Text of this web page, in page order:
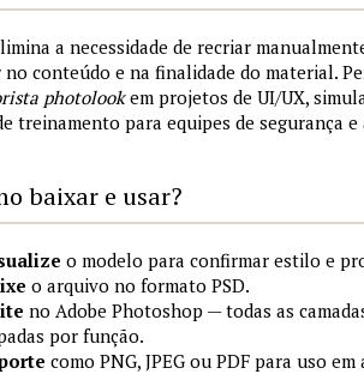
a necessidade de recriar
no conteúdo e na finalidade do material.
photolookem projetos de UI/UX,
treinamento para equipes de segurança
baixar e usar?
o modelo para confirmar estilo e
o arquivo no formato PSD.
no Adobe Photoshop — todas as
por função.
como PNG, JPEG ou PDF para uso